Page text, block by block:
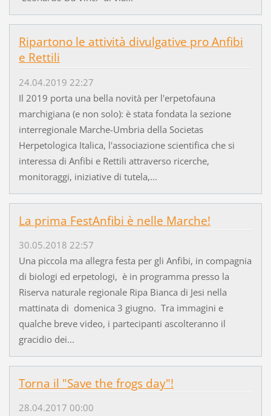
Ripartono le attività divulgative pro Anfibi
e Rettili
24.04.2019 22:27
Il 2019 porta una bella novità per l'erpetofauna
marchigiana (e non solo): è stata fondata la sezione
interregionale Marche-Umbria della Societas
Herpetologica Italica, l'associazione scientifica che si
interessa di Anfibi e Rettili attraverso ricerche,
monitoraggi, iniziative di tutela,...
La prima FestAnfibi è nelle Marche!
30.05.2018 22:57
Una piccola ma allegra festa per gli Anfibi, in compagnia
di biologi ed erpetologi, è in programma presso la
Riserva naturale regionale Ripa Bianca di Jesi nella
mattinata di domenica 3 giugno. Tra immagini e
qualche breve video, i partecipanti ascolteranno il
gracidio dei...
Torna il "Save the frogs day"!
28.04.2017 00:00